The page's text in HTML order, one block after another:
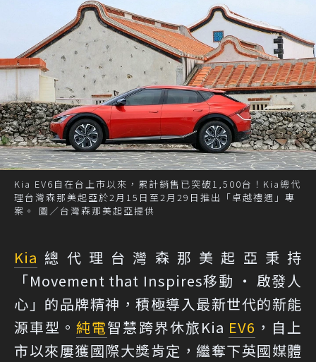
Kia EV6自在台上市以來，累計銷售已突破1,500台！Kia總代
理台灣森那美起亞於2月15日至2月29日推出「卓越禮遇」專
案。 圖／台灣森那美起亞提供
Kia 總代理台灣森那美起亞秉持
「Movement that Inspires移動 ‧ 啟發人
心」的品牌精神，積極導入最新世代的新能
源車型。純電智慧跨界休旅Kia EV6 ，自上
市以來屢獲國際大獎肯定，繼奪下英國媒體